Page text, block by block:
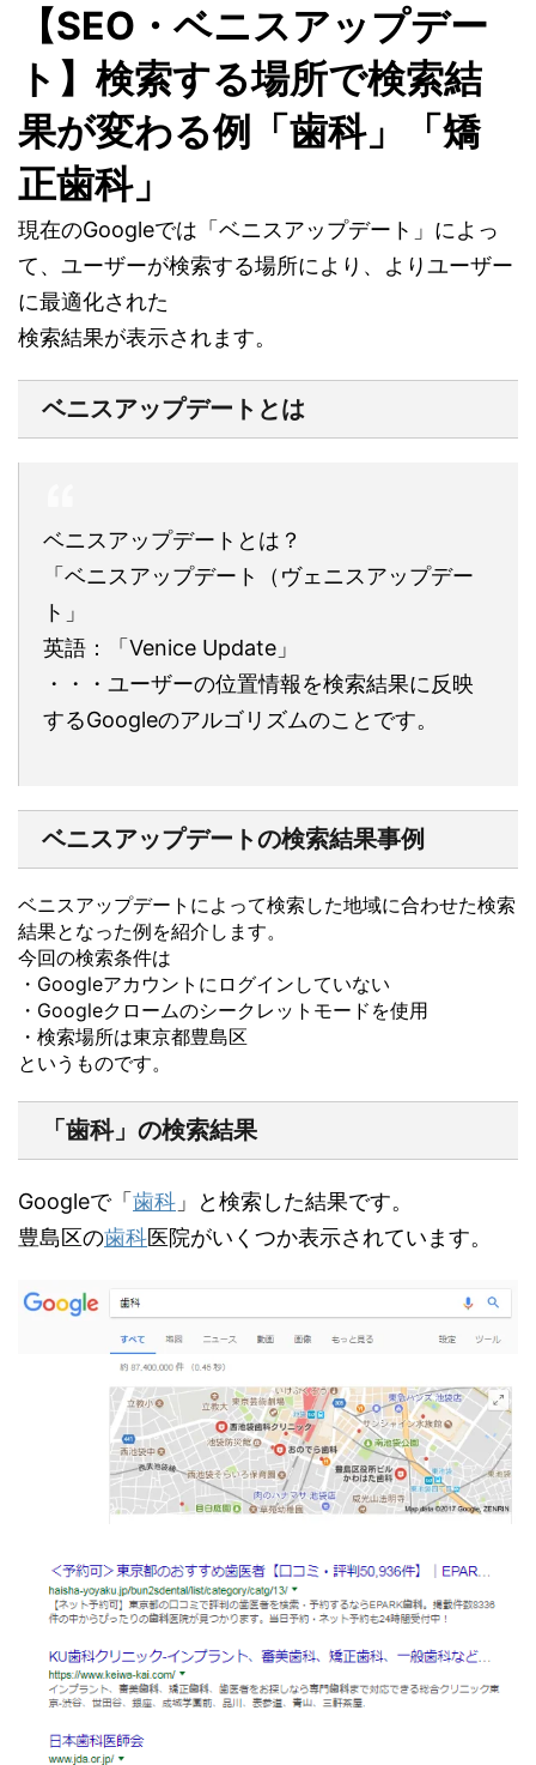
【SEO・ベニスアップデー
ト】検索する場所で検索結
果が変わる例「歯科」「矯
正歯科」
現在のGoogleでは「ベニスアップデート」によっ
て、ユーザーが検索する場所により、よりユーザー
に最適化された
検索結果が表示されます。
ベニスアップデートとは
ベニスアップデートとは？
「ベニスアップデート（ヴェニスアップデー
ト」
英語：「Venice Update」
・・・ユーザーの位置情報を検索結果に反映
するGoogleのアルゴリズムのことです。
ベニスアップデートの検索結果事例
ベニスアップデートによって検索した地域に合わせた検索
結果となった例を紹介します。
今回の検索条件は
・Googleアカウントにログインしていない
・Googleクロームのシークレットモードを使用
・検索場所は東京都豊島区
というものです。
「歯科」の検索結果
Googleで「歯科 」と検索した結果です。
豊島区の歯科医院がいくつか表示されています。